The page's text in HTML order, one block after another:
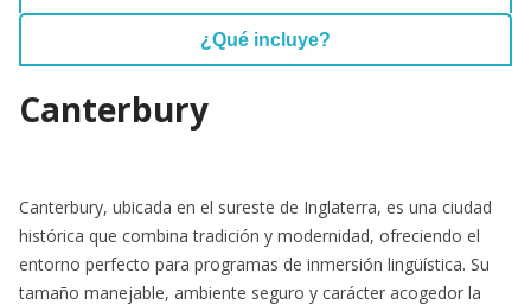
¿Qué incluye?
Canterbury
Canterbury, ubicada en el sureste de Inglaterra, es una ciudad
histórica que combina tradición y modernidad, ofreciendo el
entorno perfecto para programas de inmersión lingüística. Su
tamaño manejable, ambiente seguro y carácter acogedor la